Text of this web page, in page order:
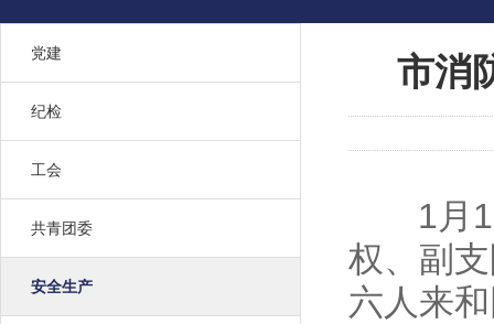
党建
纪检
工会
共青团委
安全生产
市消
1月
权、副
六人来